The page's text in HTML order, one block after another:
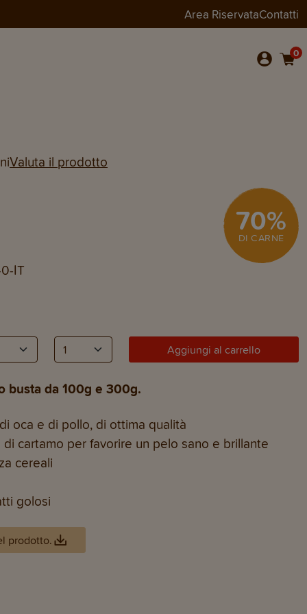
Area RiservataContatti
0
Valuta il prodotto
IT
70%
DI CARNE
Aggiungi al carrello
busta da 100g e 300g.
oca e di pollo, di ottima qualità
cartamo per favorire un pelo sano e brillante
cereali
golosi
prodotto.